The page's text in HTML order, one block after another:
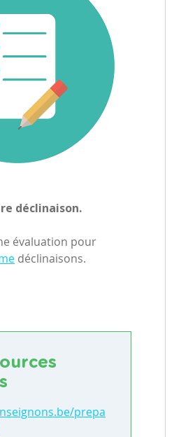
déclinaison.
évaluation pour
déclinaisons.
prepa